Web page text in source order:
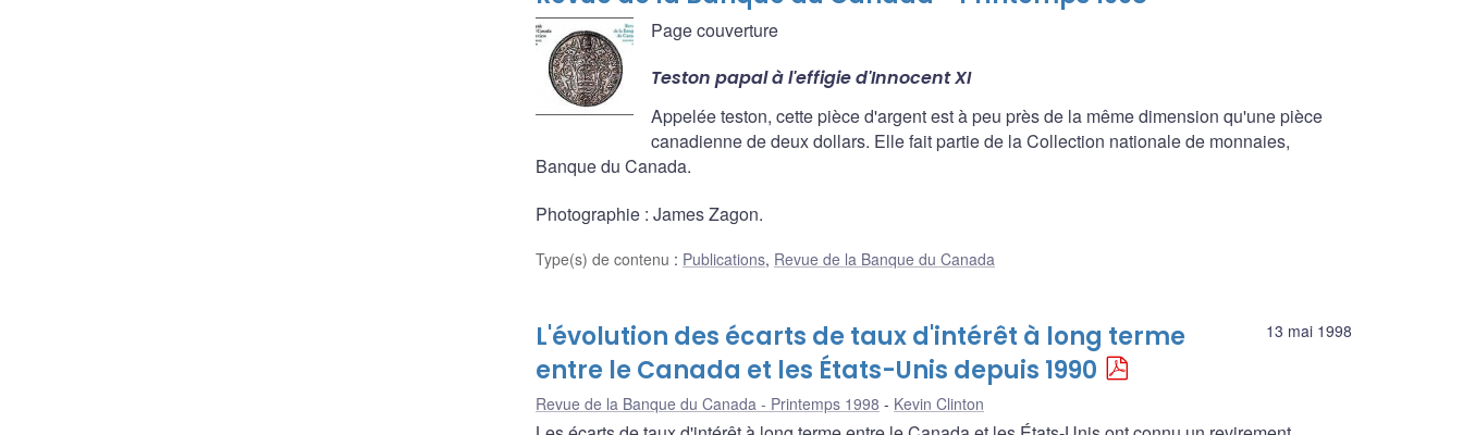
Page couverture
Teston papal à l'effigie d'Innocent XI
Appelée teston, cette pièce d'argent est à peu près de la même dimension qu'une pièce
canadienne de deux dollars. Elle fait partie de la Collection nationale de monnaies,
Banque du Canada.
Photographie : James Zagon.
Type(s) de contenu : Publications, Revue de la Banque du Canada
13 mai 1998
L'évolution des écarts de taux d'intérêt à long terme
entre le Canada et les États-Unis depuis 1990
Revue de la Banque du Canada - Printemps 1998 Kevin Clinton